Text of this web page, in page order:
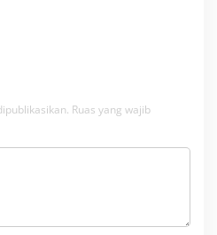
Ruas yang wajib